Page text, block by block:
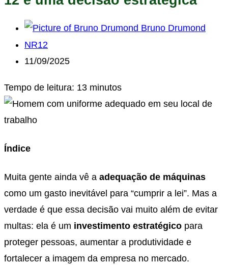
Bruno Drumond
NR12
11/09/2025
Tempo de leitura: 13 minutos
Índice
Muita gente ainda vê a adequação de máquinas
como um gasto inevitável para “cumprir a lei”. Mas a
verdade é que essa decisão vai muito além de evitar
multas: ela é um investimento estratégico para
proteger pessoas, aumentar a produtividade e
fortalecer a imagem da empresa no mercado.